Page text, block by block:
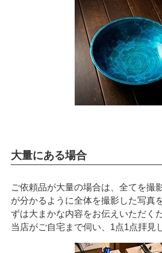
大量にある場合
ご依頼品が大量の場合は、全てを撮
が分かるように全体を撮影した写真
ずは大まかな内容をお伝えいただく
当店がご自宅まで伺い、1点1点拝見